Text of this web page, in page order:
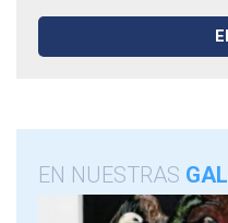
EN NUESTRAS